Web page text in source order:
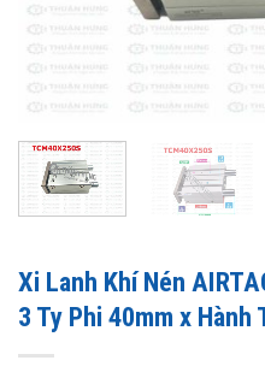
Xi Lanh Khí Nén
3 Ty Phi 40mm x Hành